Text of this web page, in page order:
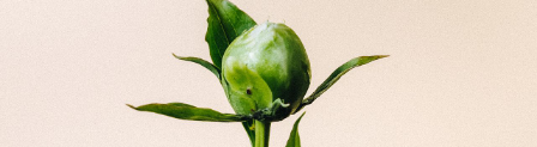
商品ページに掲載している写真は、実際にお届けする商
品を撮影したものです。お花は生き物なので、どうして
も色味やサイズ・咲き方に個体差はありますが、できる
だけ写真のイメージに近いものをお届けできるように人
の目でチェックをしています。